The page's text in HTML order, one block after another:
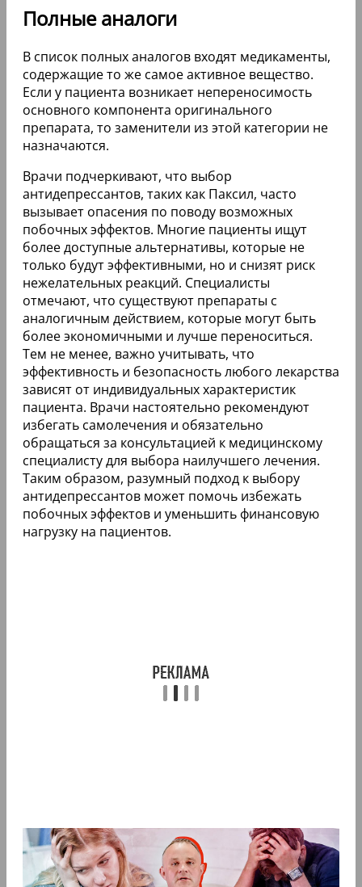
Полные аналоги
В список полных аналогов входят медикаменты,
содержащие то же самое активное вещество.
Если у пациента возникает непереносимость
основного компонента оригинального
препарата, то заменители из этой категории не
назначаются.
Врачи подчеркивают, что выбор
антидепрессантов, таких как Паксил, часто
вызывает опасения по поводу возможных
побочных эффектов. Многие пациенты ищут
более доступные альтернативы, которые не
только будут эффективными, но и снизят риск
нежелательных реакций. Специалисты
отмечают, что существуют препараты с
аналогичным действием, которые могут быть
более экономичными и лучше переноситься.
Тем не менее, важно учитывать, что
эффективность и безопасность любого лекарства
зависят от индивидуальных характеристик
пациента. Врачи настоятельно рекомендуют
избегать самолечения и обязательно
обращаться за консультацией к медицинскому
специалисту для выбора наилучшего лечения.
Таким образом, разумный подход к выбору
антидепрессантов может помочь избежать
побочных эффектов и уменьшить финансовую
нагрузку на пациентов.